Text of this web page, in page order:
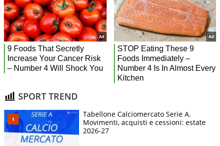
SPORT TREND
Tabellone Calciomercato Serie A.
Movimenti, acquisti e cessioni: estate
2026-27